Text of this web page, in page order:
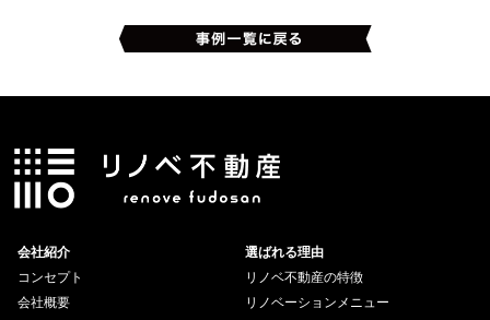
会社紹介
コンセプト
会社概要
選ばれる理由
リノベ不動産の特徴
リノベーションメニュー